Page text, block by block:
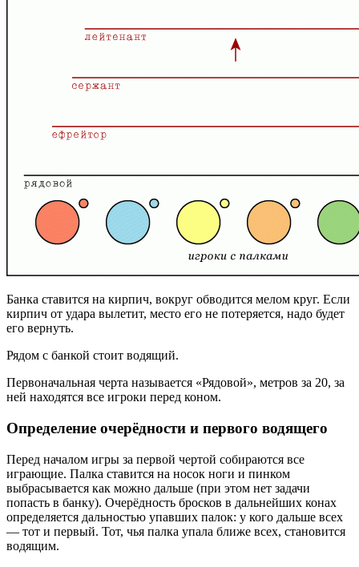
Банка ставится на кирпич, вокруг обводится мелом круг. Если
кирпич от удара вылетит, место его не потеряется, надо будет
его вернуть.
Рядом с банкой стоит водящий.
Первоначальная черта называется «Рядовой», метров за 20, за
ней находятся все игроки перед коном.
Определение очерёдности и первого водящего
Перед началом игры за первой чертой собираются все
играющие. Палка ставится на носок ноги и пинком
выбрасывается как можно дальше (при этом нет задачи
попасть в банку). Очерёдность бросков в дальнейших конах
определяется дальностью упавших палок: у кого дальше всех
— тот и первый. Тот, чья палка упала ближе всех, становится
водящим.